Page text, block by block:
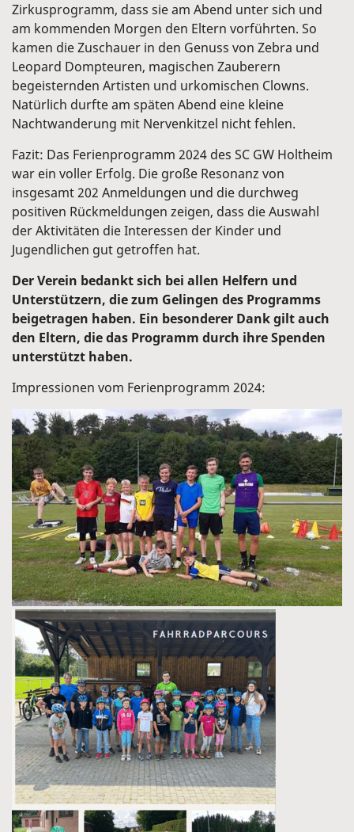
Zirkusprogramm, dass sie am Abend unter sich und
am kommenden Morgen den Eltern vorführten. So
kamen die Zuschauer in den Genuss von Zebra und
Leopard Dompteuren, magischen Zauberern
begeisternden Artisten und urkomischen Clowns.
Natürlich durfte am späten Abend eine kleine
Nachtwanderung mit Nervenkitzel nicht fehlen.
Fazit: Das Ferienprogramm 2024 des SC GW Holtheim
war ein voller Erfolg. Die große Resonanz von
insgesamt 202 Anmeldungen und die durchweg
positiven Rückmeldungen zeigen, dass die Auswahl
der Aktivitäten die Interessen der Kinder und
Jugendlichen gut getroffen hat.
Der Verein bedankt sich bei allen Helfern und
Unterstützern, die zum Gelingen des Programms
beigetragen haben. Ein besonderer Dank gilt auch
den Eltern, die das Programm durch ihre Spenden
unterstützt haben.
Impressionen vom Ferienprogramm 2024: